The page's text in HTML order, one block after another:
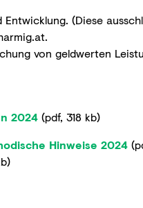
(Diese
.
von geldwerten
2024(pdf, 318 kb)
Hinweise 2024(
)